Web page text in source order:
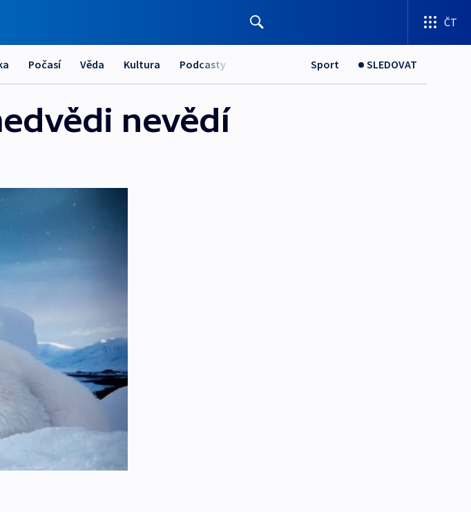
ČT
Počasí Věda Kultura Podcasty Sport SLEDOVAT
nevědí